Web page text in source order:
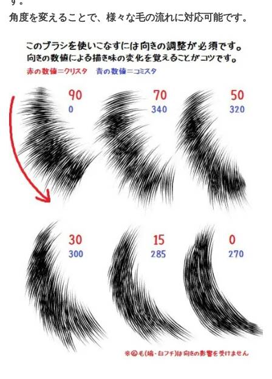
角度を変えることで、様々な毛の流れに対応可能です。